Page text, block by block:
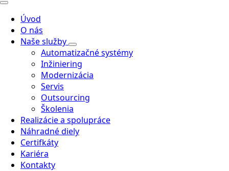
Úvod
O nás
Naše služby
Automatizačné systémy
Inžiniering
Modernizácia
Servis
Outsourcing
Školenia
Realizácie a spolupráce
Náhradné diely
Certifkáty
Kariéra
Kontakty